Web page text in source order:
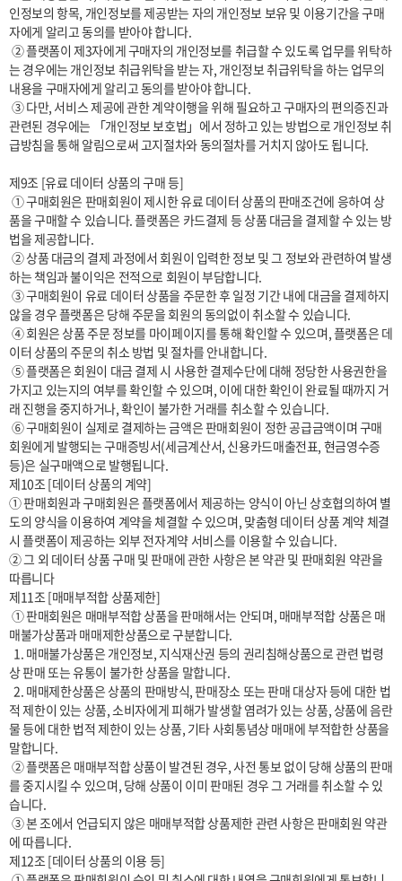
인정보의 항목, 개인정보를 제공받는 자의 개인정보 보유 및 이용기간을 구매
자에게 알리고 동의를 받아야 합니다.
는 경우에는 개인정보 취급위탁을 받는 자, 개인정보 취급위탁을 하는 업무의
내용을 구매자에게 알리고 동의를 받아야 합니다.
관련된 경우에는 「개인정보 보호법」에서 정하고 있는 방법으로 개인정보 취
급방침을 통해 알림으로써 고지절차와 동의절차를 거치지 않아도 됩니다.
제9조 [유료 데이터 상품의 구매 등]
품을 구매할 수 있습니다. 플랫폼은 카드결제 등 상품 대금을 결제할 수 있는 방
법을 제공합니다.
하는 책임과 불이익은 전적으로 회원이 부담합니다.
않을 경우 플랫폼은 당해 주문을 회원의 동의없이 취소할 수 있습니다.
이터 상품의 주문의 취소 방법 및 절차를 안내합니다.
가지고 있는지의 여부를 확인할 수 있으며, 이에 대한 확인이 완료될 때까지 거
래 진행을 중지하거나, 확인이 불가한 거래를 취소할 수 있습니다.
회원에게 발행되는 구매증빙서(세금계산서, 신용카드매출전표, 현금영수증
등)은 실구매액으로 발행됩니다.
제10조 [데이터 상품의 계약]
① 판매회원과 구매회원은 플랫폼에서 제공하는 양식이 아닌 상호협의하여 별
도의 양식을 이용하여 계약을 체결할 수 있으며, 맞춤형 데이터 상품 계약 체결
시 플랫폼이 제공하는 외부 전자계약 서비스를 이용할 수 있습니다.
② 그 외 데이터 상품 구매 및 판매에 관한 사항은 본 약관 및 판매회원 약관을
따릅니다
제11조 [매매부적합 상품제한]
매불가상품과 매매제한상품으로 구분합니다.
상 판매 또는 유통이 불가한 상품을 말합니다.
  2. 매매제한상품은 상품의 판매방식, 판매장소 또는 판매 대상자 등에 대한 법
적 제한이 있는 상품, 소비자에게 피해가 발생할 염려가 있는 상품, 상품에 음란
물 등에 대한 법적 제한이 있는 상품, 기타 사회통념상 매매에 부적합한 상품을
말합니다.
를 중지시킬 수 있으며, 당해 상품이 이미 판매된 경우 그 거래를 취소할 수 있
습니다.
에 따릅니다.
제12조 [데이터 상품의 이용 등]